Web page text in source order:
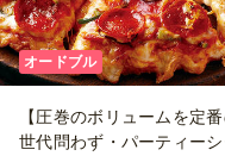
オードブル
【圧巻のボリュームを定
世代問わず・パーティー